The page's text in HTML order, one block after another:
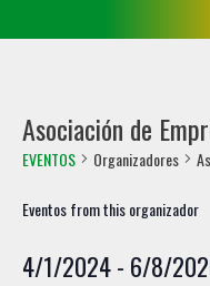
Asociación de
EVENTOS Organizadores
Eventos from this organizador
4/1/2024 - 6/8/